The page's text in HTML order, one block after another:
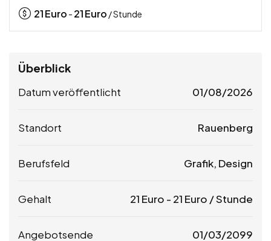
21Euro - 21Euro / Stunde
Überblick
Datum veröffentlicht 01/08/2026
Standort Rauenberg
Berufsfeld Grafik, Design
Gehalt 21 Euro - 21 Euro / Stunde
Angebotsende 01/03/2099